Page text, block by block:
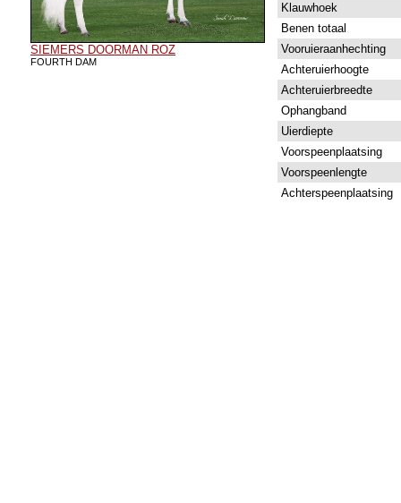
SIEMERS DOORMAN ROZ
FOURTH DAM
Klauwhoek
Benen totaal
Vooruieraanhechting
Achteruierhoogte
Achteruierbreedte
Ophangband
Uierdiepte
Voorspeenplaatsing
Voorspeenlengte
Achterspeenplaatsing